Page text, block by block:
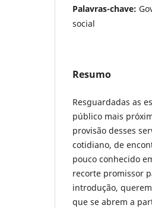
Palavras-chave:
social
Resumo
Resguardadas as
público mais
provisão desses
cotidiano, de
pouco conhecido
recorte promissor
introdução,
que se abrem a